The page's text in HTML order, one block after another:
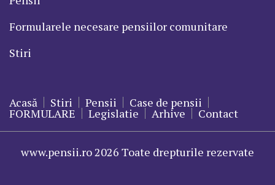
Formularele necesare pensiilor comunitare
Stiri
Acasă Stiri Pensii Case de pensii
FORMULARE Legislatie Arhive Contact
www.pensii.ro 2026 Toate drepturile rezervate